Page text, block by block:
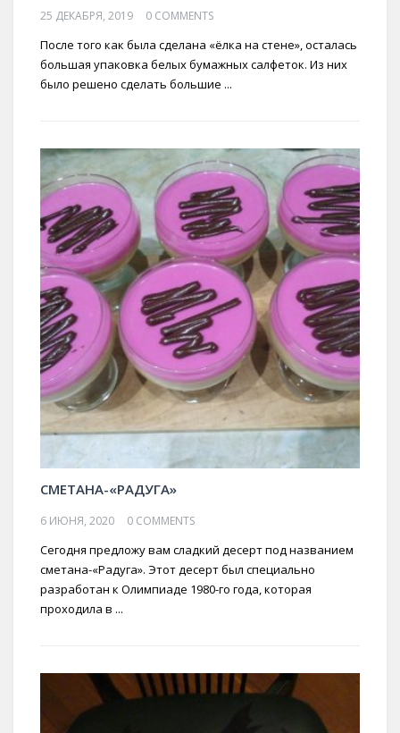
25 ДЕКАБРЯ, 2019 0 COMMENTS
После того как была сделана «ёлка на стене», осталась
большая упаковка белых бумажных салфеток. Из них
было решено сделать большие ...
СМЕТАНА-«РАДУГА»
6 ИЮНЯ, 2020 0 COMMENTS
Сегодня предложу вам сладкий десерт под названием
сметана-«Радуга». Этот десерт был специально
разработан к Олимпиаде 1980-го года, которая
проходила в ...